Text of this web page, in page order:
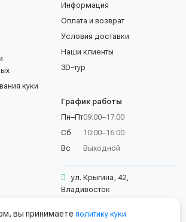
куки
Информация
Оплата и возврат
Условия доставки
Наши клиенты
3D-тур
График работы
Пн–Пт
Сб
Вс
09:00–17:00
10:00–16:00
Выходной
ул. Крыгина, 42,
Владивосток
вы принимаете политику куки